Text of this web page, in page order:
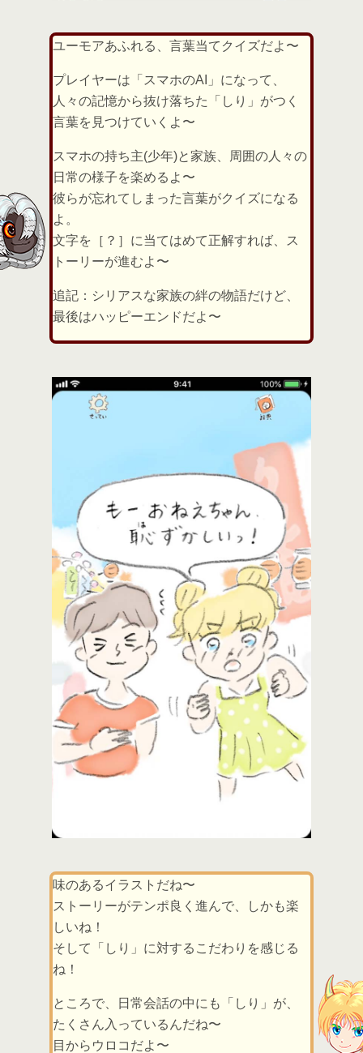
ユーモアあふれる、言葉当てクイズだよ〜
プレイヤーは「スマホのAI」になって、
人々の記憶から抜け落ちた「しり」がつく
言葉を見つけていくよ〜
スマホの持ち主(少年)と家族、周囲の人々の
日常の様子を楽めるよ〜
彼らが忘れてしまった言葉がクイズになる
よ。
文字を［？］に当てはめて正解すれば、ス
トーリーが進むよ〜
追記：シリアスな家族の絆の物語だけど、
最後はハッピーエンドだよ〜
味のあるイラストだね〜
ストーリーがテンポ良く進んで、しかも楽
しいね！
そして「しり」に対するこだわりを感じる
ね！
ところで、日常会話の中にも「しり」が、
たくさん入っているんだね〜
目からウロコだよ〜